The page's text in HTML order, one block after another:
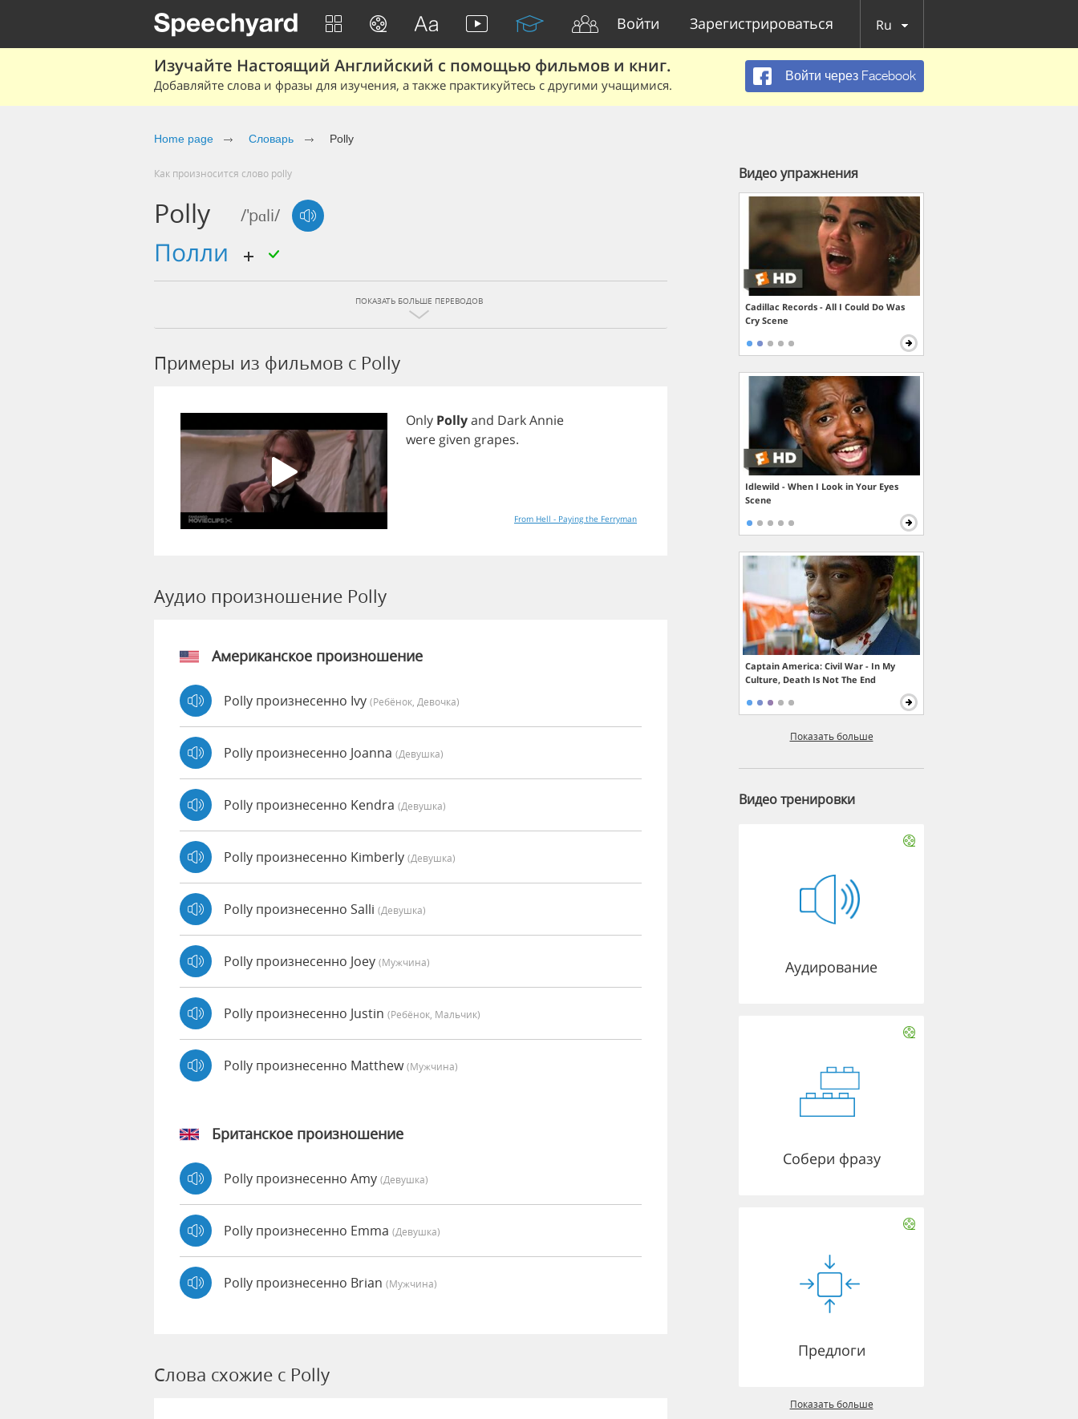
Войти Зарегистрироваться Ru
Изучайте Настоящий Английский с помощью фильмов и книг.
Добавляйте слова и фразы для изучения, а также практикуйтесь с другими учащимися.
Войти через Facebook
Home page Словарь Polly
Как произносится слово polly
Polly /'pɑli/
Полли
ПОКАЗАТЬ БОЛЬШЕ ПЕРЕВОДОВ
Примеры из фильмов c Polly
Only Pollyand DarkAnnie
were given grapes.
From Hell - Paying the Ferryman
Аудио произношение Polly
Американское произношение
Polly произнесенно Ivy (Ребёнок, Девочка)
Polly произнесенно Joanna (девушка)
Polly произнесенно Kendra (девушка)
Polly произнесенно Kimberly (девушка)
Polly произнесенно Salli (девушка)
Polly произнесенно Joey (мужчина)
Polly произнесенно Justin (Ребёнок, Мальчик)
Polly произнесенно Matthew(мужчина)
Британское произношение
Polly произнесенно Amy (девушка)
Polly произнесенно Emma (девушка)
Polly произнесенно Brian (мужчина)
Слова схожие с Polly
Видео упражнения
Cadillac Records - All I Could Do Was
Cry Scene
Idlewild - When I Look in Your Eyes
Scene
Captain America: Civil War - In My
Culture, Death Is Not The End
Показать больше
Видео тренировки
Аудирование
Собери фразу
Предлоги
Показать больше